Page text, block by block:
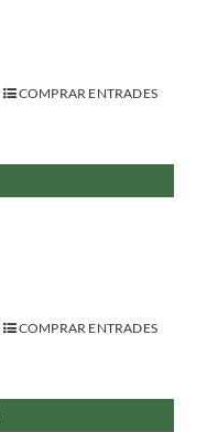
COMPRAR ENTRADES
COMPRAR ENTRADES